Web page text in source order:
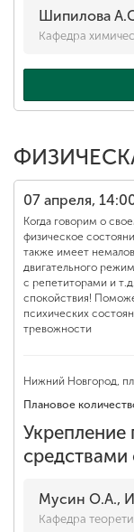
Шипилова
Кафедра
07 апреля,
Когда говорим о
физическое
также имеет
двигательного
с репетиторами и
спокойствия!
психических
тревожности
Нижний Новгород,
Плановое
Укрепление
средствами
Мусин О.А.,
Кафедра